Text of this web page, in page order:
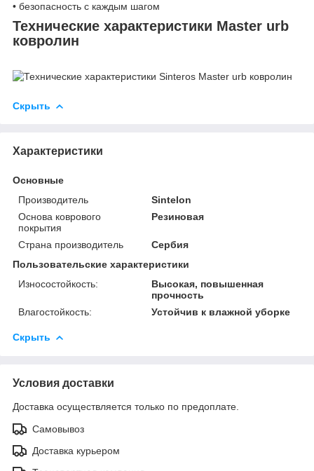
• безопасность с каждым шагом
Технические характеристики Master urb
ковролин
Скрыть
Характеристики
Основные
Производитель
Sintelon
Основа коврового
покрытия
Резиновая
Страна производитель
Сербия
Пользовательские характеристики
Износостойкость:
Высокая, повышенная
прочность
Влагостойкость:
Устойчив к влажной уборке
Скрыть
Условия доставки
Доставка осуществляется только по предоплате.
Самовывоз
Доставка курьером